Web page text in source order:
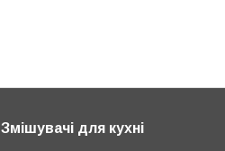
Змішувачі для кухні